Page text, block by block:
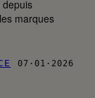
marques
07·01·2026